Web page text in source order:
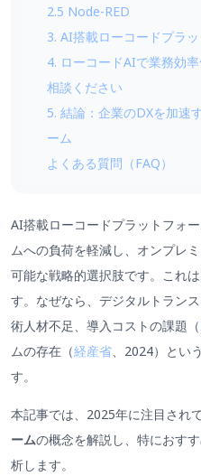
2.5 Node-RED
3. AI搭載ローコードプラ
4. ローコードAIで業務効
相談ください
5. 結論：企業のDXを加速
ーム
よくある質問（FAQ）
AI搭載ローコードプラットフォ
ムへの負荷を軽減し、オンプレ
可能な戦略的選択肢です。これ
す。なぜなら、デジタルトラン
術人材不足、導入コストの課題（
ムの存在（経産省、2024）とい
す。
本記事では、2025年に注目され
ームの概念を解説し、特におす
析します。